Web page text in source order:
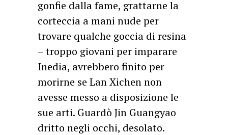
gonfie dalla fame, grattarne la
corteccia a mani nude per
trovare qualche goccia di resina
– troppo giovani per imparare
Inedia, avrebbero finito per
morirne se Lan Xichen non
avesse messo a disposizione le
sue arti. Guardò Jin Guangyao
dritto negli occhi, desolato.